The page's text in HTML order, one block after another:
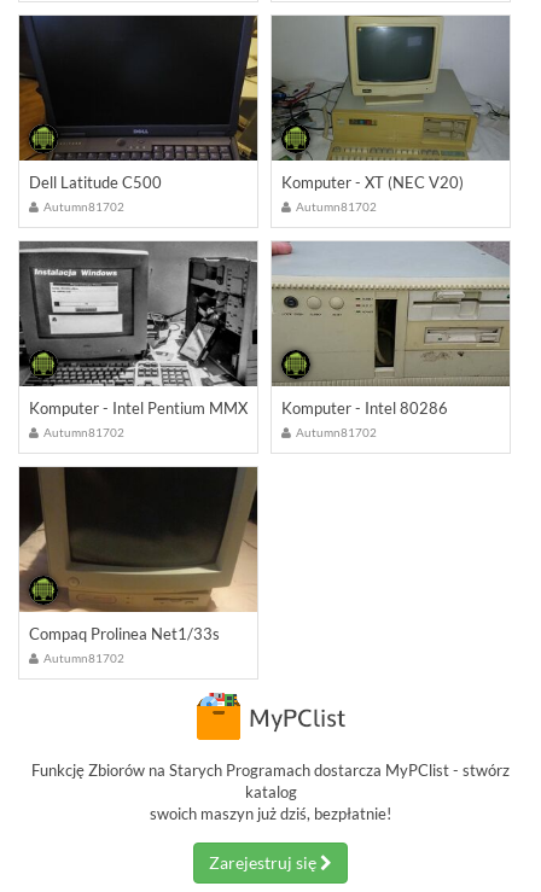
Dell Latitude C500
Autumn81702
Komputer - XT (NEC V20)
Autumn81702
Komputer - Intel Pentium MMX
Autumn81702
Komputer - Intel 80286
Autumn81702
Compaq Prolinea Net1/33s
Autumn81702
Funkcję Zbiorów na Starych Programach dostarcza MyPClist - stwórz
katalog
swoich maszyn już dziś, bezpłatnie!
Zarejestruj się